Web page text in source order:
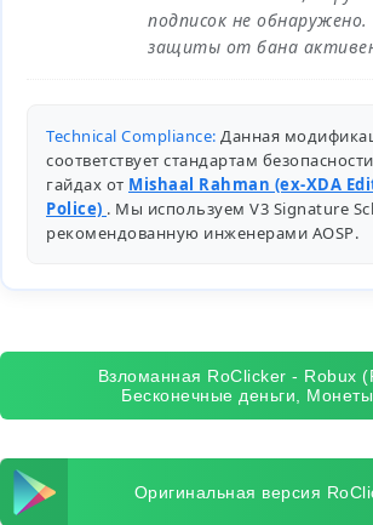
подписок не
защиты от бана
Technical Compliance: Данная
соответствует стандартам
гайдах от Mishaal Rahman (ex-XDA
Police) . Мы используем V3 Signature
рекомендованную инженерами AOSP.
Взломанная RoClicker - Robux
Бесконечные деньги,
Оригинальная версия